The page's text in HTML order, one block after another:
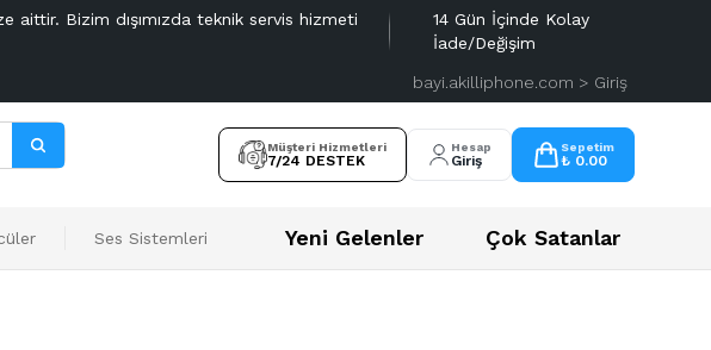
aittir. Bizim dışımızda teknik servis hizmeti
14 Gün İçinde Kolay
İade/Değişim
bayi.akilliphone.com > Giriş
Müşteri Hizmetleri
7/24 DESTEK
Hesap
Giriş
Sepetim
₺ 0.00
Ses Sistemleri Yeni Gelenler Çok Satanlar